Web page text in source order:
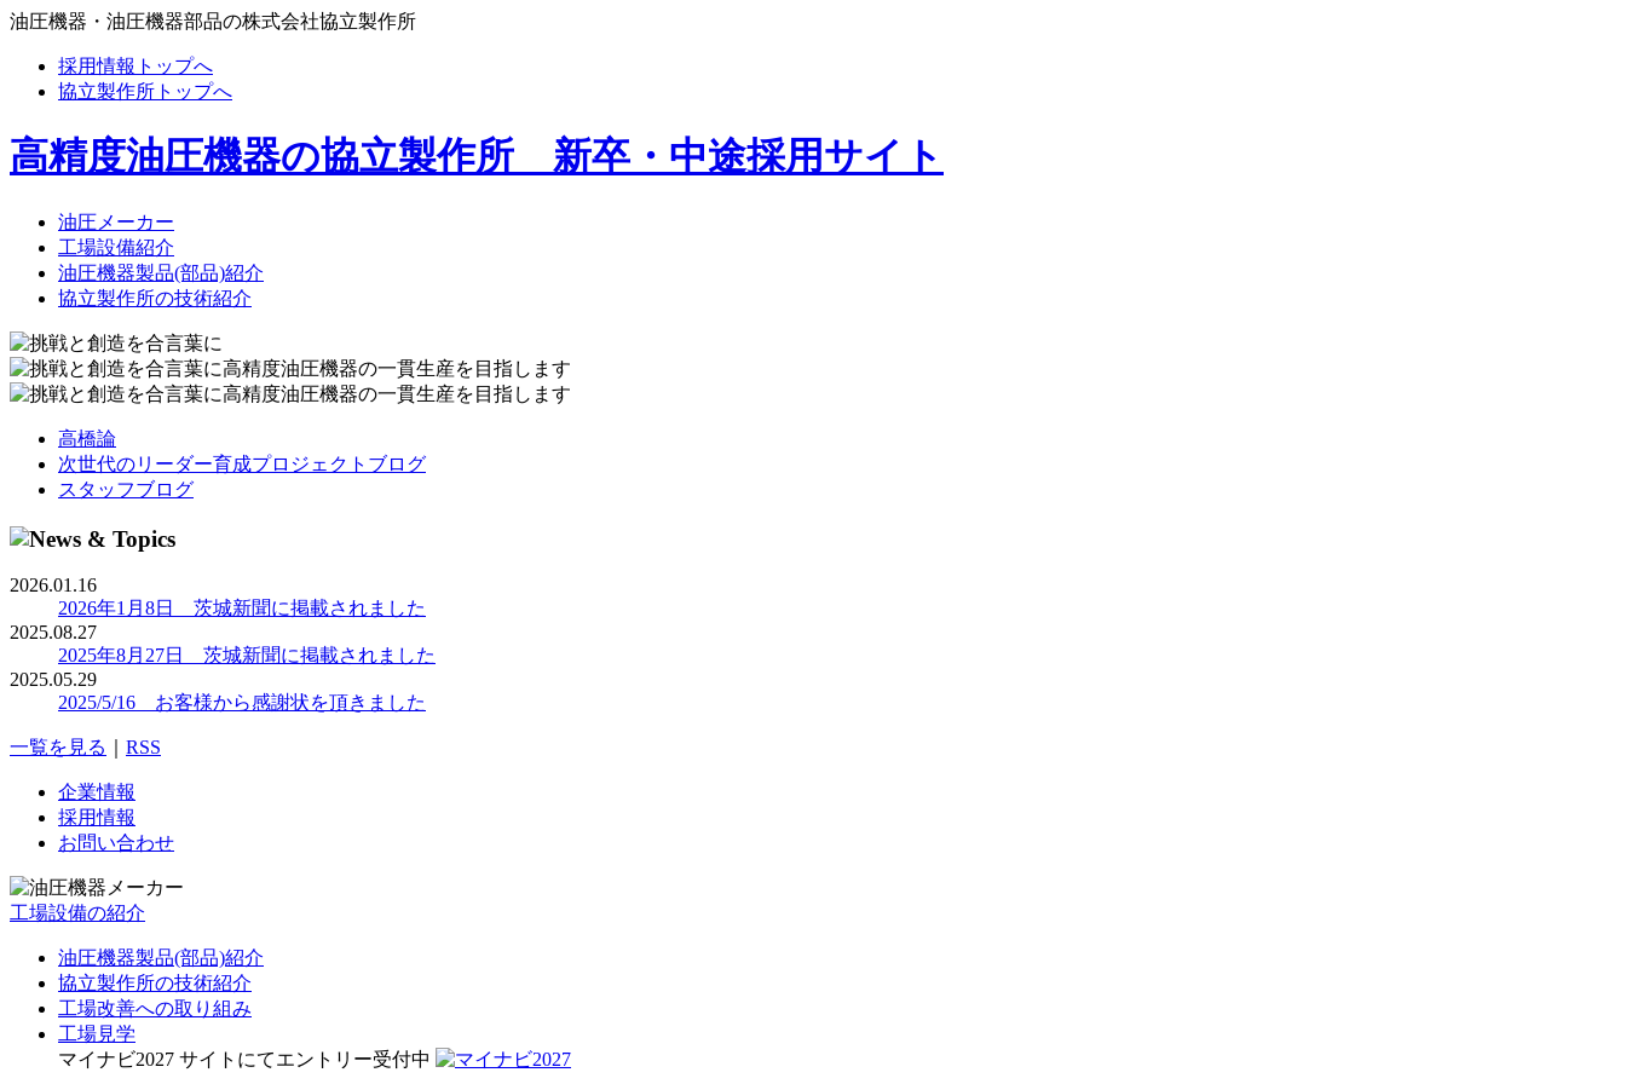
油圧機器・油圧機器部品の株式会社協立製作所
採用情報トップへ
協立製作所トップへ
高精度油圧機器の協立製作所 新卒・中途採用サイト
油圧メーカー
工場設備紹介
油圧機器製品(部品)紹介
協立製作所の技術紹介
高橋論
次世代のリーダー育成プロジェクトブログ
スタッフブログ
2026.01.16
2026年1月8日 茨城新聞に掲載されました
2025.08.27
2025年8月27日 茨城新聞に掲載されました
2025.05.29
2025/5/16 お客様から感謝状を頂きました
一覧を見る RSS
企業情報
採用情報
お問い合わせ
工場設備の紹介
油圧機器製品(部品)紹介
協立製作所の技術紹介
工場改善への取り組み
工場見学
マイナビ2027 サイトにてエントリー受付中